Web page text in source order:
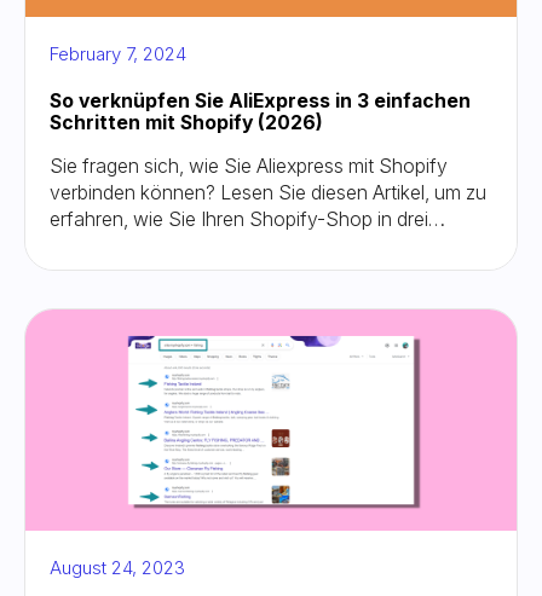
February 7, 2024
So verknüpfen Sie AliExpress in 3 einfachen
Schritten mit Shopify (2026)
Sie fragen sich, wie Sie Aliexpress mit Shopify
verbinden können? Lesen Sie diesen Artikel, um zu
erfahren, wie Sie Ihren Shopify-Shop in drei
können!
August 24, 2023